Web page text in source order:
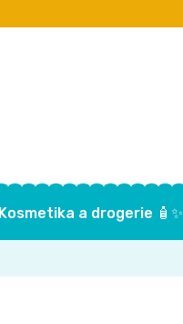
Kosmetika a drogerie 🧴✨